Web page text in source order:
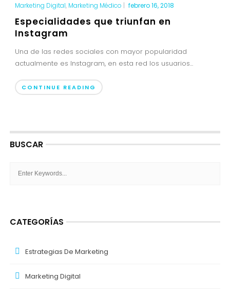
Marketing Digital, Marketing Médico | febrero 16, 2018
Especialidades que triunfan en
Instagram
Una de las redes sociales con mayor popularidad
actualmente es Instagram, en esta red los usuarios...
CONTINUE READING
BUSCAR
CATEGORÍAS
Estrategias De Marketing
Marketing Digital